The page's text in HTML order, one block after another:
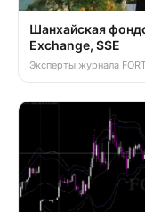
Шанхайская
Exchange, SSE
Эксперты журнала